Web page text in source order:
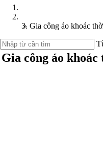
» Gia công áo khoác
Gia công áo